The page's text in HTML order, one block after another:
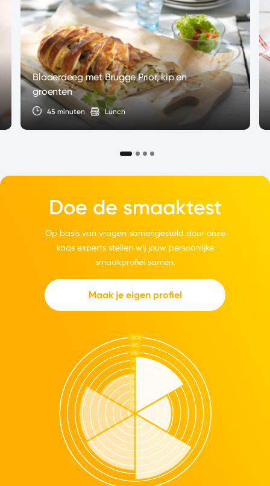
Bladerdeeg met Brugge Prior, kip en
groenten
45 minuten Lunch
Doe de smaaktest
Op basis van vragen samengesteld door onze
kaas experts stellen wij jouw persoonlijke
smaakprofiel samen.
Maak je eigen profiel